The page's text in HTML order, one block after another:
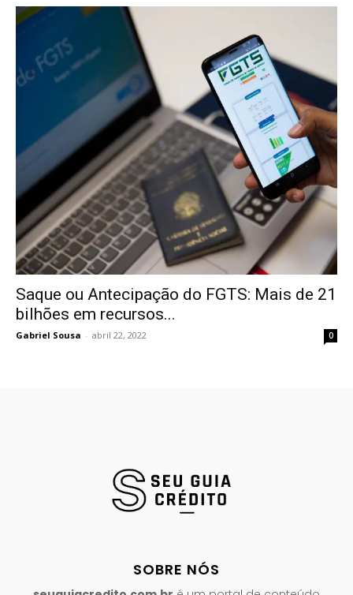
Saque ou Antecipação do FGTS: Mais de 21
bilhões em recursos...
Gabriel Sousa - abril 22, 2022 0
SOBRE NÓS